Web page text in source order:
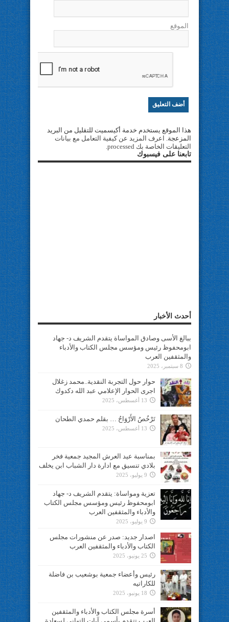
الموقع
هذا الموقع يستخدم خدمة أكيسميت للتقليل من البريد
المزعجة. اعرف المزيد عن كيفية التعامل مع بيانات
التعليقات الخاصة بك processed
تابعنا على فيسبوك
أحدث الأخبار
ببالغ الأسى وصادق المواساة يتقدم الشريف د- جهاد
ابومحفوظ رئيس ومؤسس مجلس الكتاب والأدباء
والمثقفين العرب
8 سبتمبر، 2025
حوار حول التجربة النقدية..محمد زغلال
اجرى الحوار الإعلامي عبد الله دكدوك
13 أغسطس، 2025
تَرْخُصُ الأَرْوَاحُ … بقلم حمدي الطحان
13 أغسطس، 2025
بمناسبة عيد العرش المجيد جمعية فخر
بلادي تنسيق مع ادارة دار الشباب ابن يخلف
9 يوليو، 2025
تعزية ومواساة: يتقدم الشريف د- جهاد
ابومحفوظ رئيس ومؤسس مجلس الكتاب
والأدباء والمثقفين العرب
9 يوليو، 2025
اصدار جديد: صدر عن منشورات مجلس
الكتاب والأدباء والمثقفين العرب
25 يونيو، 2025
رئيس وأعضاء جمعية بوشعيب بن فاضلة
للكاراتيه
18 يونيو، 2025
أسرة مجلس الكتاب والأدباء والمثقفين